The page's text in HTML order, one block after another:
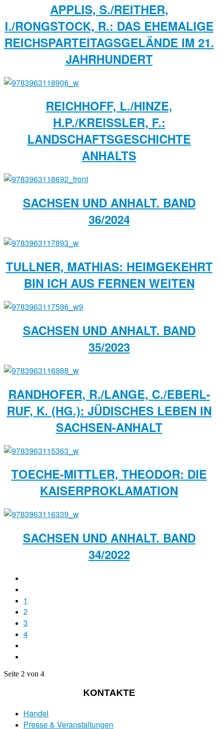
APPLIS, S./REITHER,
I./RONGSTOCK, R.: DAS EHEMALIGE
REICHSPARTEITAGSGELÄNDE IM 21.
JAHRHUNDERT
REICHHOFF, L./HINZE,
H.P./KREISSLER, F.: L
ANDSCHAFTSGESCHICHTE A
NHALTS
SACHSEN UND ANHALT. BAND
36/2024
TULLNER, MATHIAS: HEIMGEKEHRT
BIN ICH AUS FERNEN WEITEN
SACHSEN UND ANHALT. BAND
35/2023
RANDHOFER, R./LANGE, C./EBERL-
RUF, K. (HG.): JÜDISCHES LEBEN IN
SACHSEN-ANHALT
TOECHE-MITTLER, THEODOR: DIE
KAISERPROKLAMATION
SACHSEN UND ANHALT. BAND
34/2022
1
2
3
4
Seite 2 von 4
KONTAKTE
Handel
Presse & Veranstaltungen